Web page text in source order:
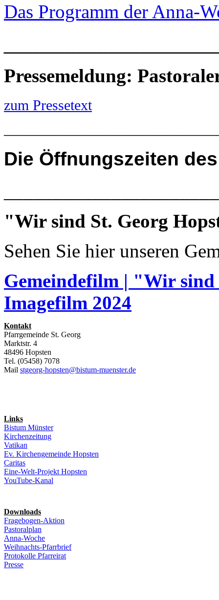
Das Programm der Anna-
Pressemeldung:
zum Pressetext
Die Öffnungszeiten
"Wir sind St. Georg
Sehen Sie hier unseren
Gemeindefilm | "Wir
Imagefilm 2024
Kontakt
Pfarrgemeinde St. Georg
Marktstr. 4
48496 Hopsten
Tel. (05458) 7078
Mail stgeorg-hopsten@bistum-muenster.de
Links
Bistum Münster
Kirchenzeitung
Vatikan
Ev. Kirchengemeinde Hopsten
Caritas
Eine-Welt-Projekt Hopsten
YouTube-Kanal
Downloads
Fragebogen-Aktion
Pastoralplan
Anna-Woche
Weihnachts-Pfarrbrief
Protokolle Pfarreirat
Presse